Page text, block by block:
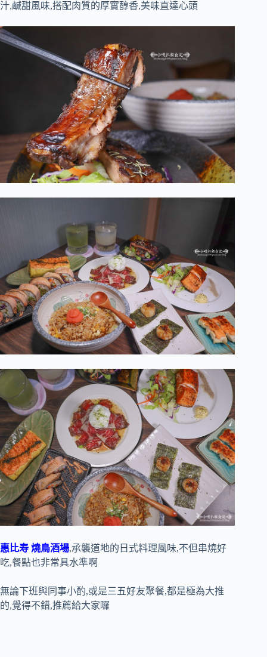
汁,鹹甜風味,搭配肉質的厚實醇香,美味直達心頭
惠比寿 燒鳥酒場,承襲道地的日式料理風味,不但串燒好
吃,餐點也非常具水準啊
無論下班與同事小酌,或是三五好友聚餐,都是極為大推
的,覺得不錯,推薦給大家囉